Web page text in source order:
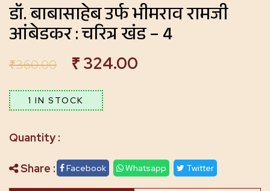
डॉ. बाबासाहेब उर्फ भीमराव रामजी
आंबेडकर : चरित्र खंड – 4
₹360.00 ₹ 324.00
1 IN STOCK
Share : Facebook Whatsapp Twitter